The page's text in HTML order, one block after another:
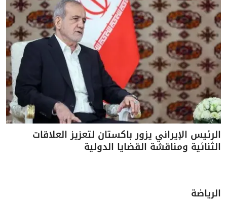
الرئيس الإيراني يزور باكستان لتعزيز العلاقات
الثنائية ومناقشة القضايا الدولية
الرياضة